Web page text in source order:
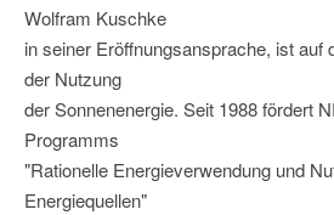
Wolfram Kuschke
in seiner Eröffnungsansprache, ist auf
der Nutzung
der Sonnenenergie. Seit 1988 fördert
Programms
"Rationelle Energieverwendung und
Energiequellen"